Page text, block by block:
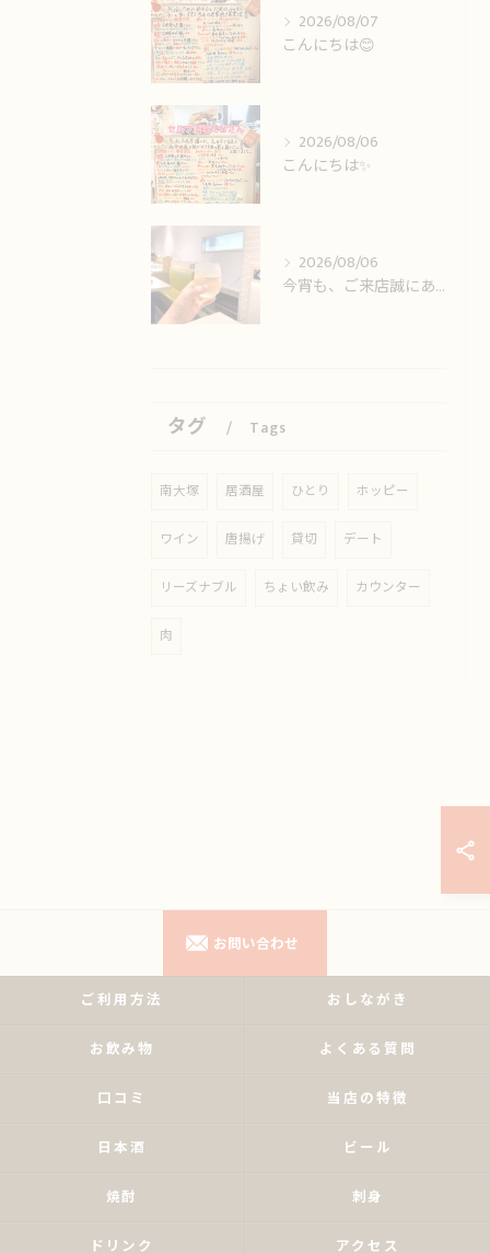
2026/08/07
こんにちは😊
2026/08/06
こんにちは✨️
2026/08/06
今宵も、ご来店誠にありがとうございました🙏
タグ Tags
南大塚 居酒屋 ひとり ホッピー
ワイン 唐揚げ 貸切 デート
リーズナブル ちょい飲み カウンター
肉
お問い合わせ
ご利用方法 おしながき
お飲み物 よくある質問
口コミ 当店の特徴
日本酒 ビール
焼酎 刺身
ドリンク アクセス